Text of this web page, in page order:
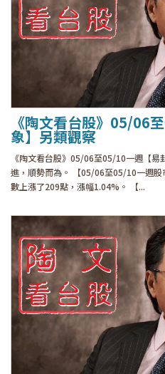
《陶文看台股》05/06
象】另類觀察
《陶文看台股》05/06至05/10一週【
進，順勢而為。 【05/06至05/10一週
數上漲了209點，漲幅1.04%。 【...